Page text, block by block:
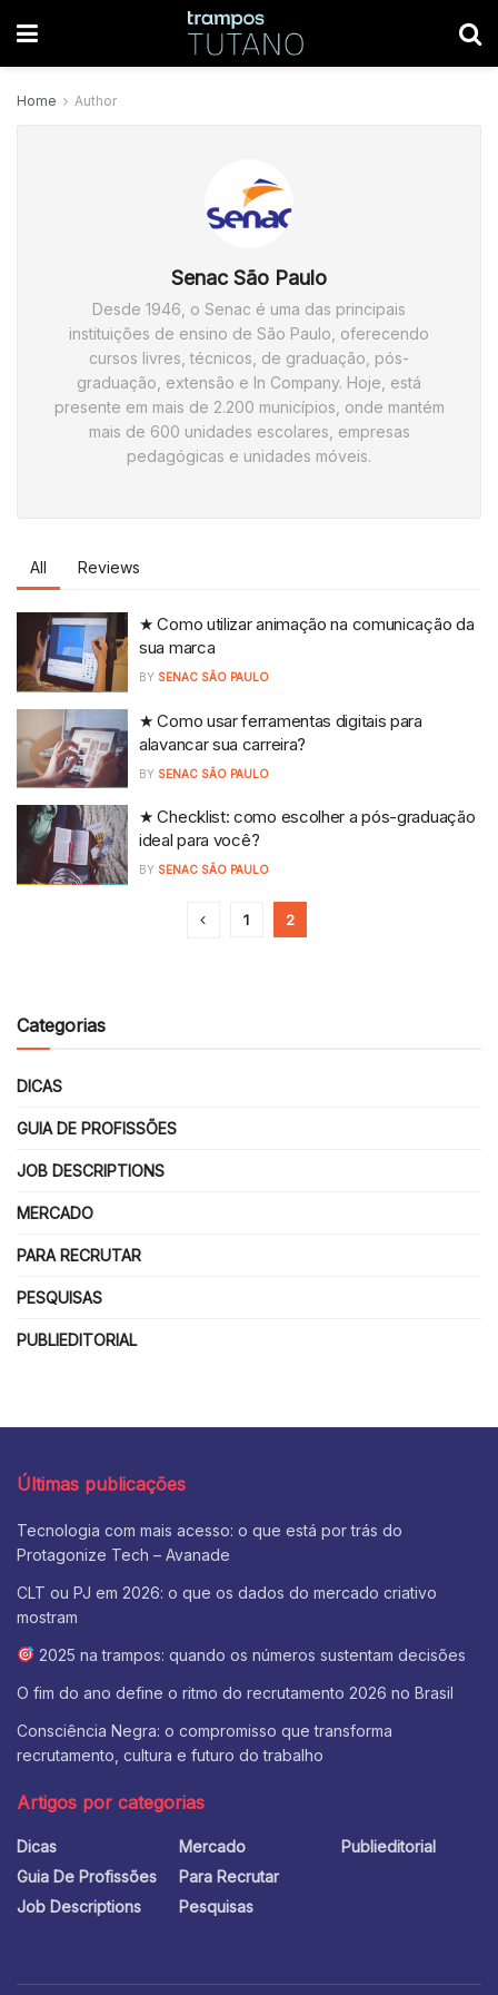
Home Author
Senac São Paulo
Desde 1946, o Senac é uma das principais
instituições de ensino de São Paulo, oferecendo
cursos livres, técnicos, de graduação, pós-
graduação, extensão e In Company. Hoje, está
presente em mais de 2.200 municípios, onde mantém
mais de 600 unidades escolares, empresas
pedagógicas e unidades móveis.
All Reviews
★ Como utilizar animação na comunicação da
sua marca
BY SENAC SÃO PAULO
★ Como usar ferramentas digitais para
alavancar sua carreira?
BY SENAC SÃO PAULO
★ Checklist: como escolher a pós-graduação
ideal para você?
BY SENAC SÃO PAULO
1 2
Categorias
DICAS
GUIA DE PROFISSÕES
JOB DESCRIPTIONS
MERCADO
PARA RECRUTAR
PESQUISAS
PUBLIEDITORIAL
Últimas publicações
Tecnologia com mais acesso: o que está por trás do
Protagonize Tech – Avanade
CLT ou PJ em 2026: o que os dados do mercado criativo
mostram
2025 na trampos: quando os números sustentam decisões
O fim do ano define o ritmo do recrutamento 2026 no Brasil
Consciência Negra: o compromisso que transforma
recrutamento, cultura e futuro do trabalho
Artigos por categorias
Dicas
Guia De Profissões
Job Descriptions
Mercado
Para Recrutar
Pesquisas
Publieditorial